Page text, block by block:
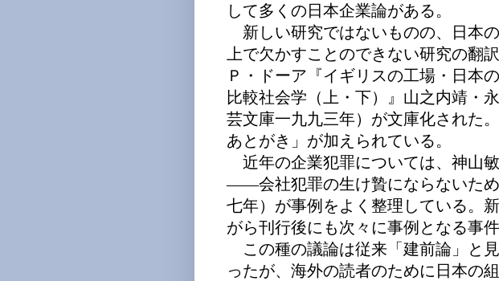
して多くの日本企業論がある。
新しい研究ではないものの、日本
上で欠かすことのできない研究の翻
Ｐ・ドーア『イギリスの工場・日
比較社会学（上・下）』山之内靖・
芸文庫一九九三年）が文庫化された
あとがき」が加えられている。
近年の企業犯罪については、神山敏
――会社犯罪の生け贄にならないた
七年）が事例をよく整理している。
がら刊行後にも次々に事例となる事
この種の議論は従来「建前論」と
ったが、海外の読者のために日本の